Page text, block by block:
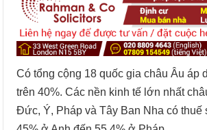
Có tổng cộng 18 quốc gia châu Âu áp
trên 40%. Các nền kinh tế lớn nhất
Đức, Ý, Pháp và Tây Ban Nha có thuế